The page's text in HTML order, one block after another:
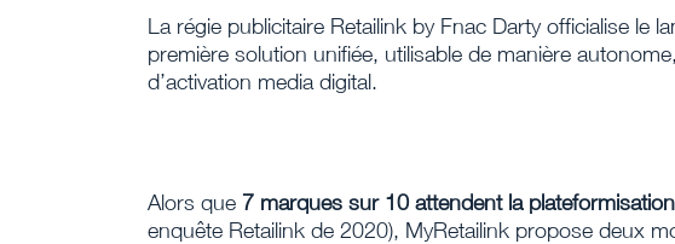
La régie publicitaire Retailink by Fnac Darty officialise le
première solution unifiée, utilisable de manière
d’activation media digital.
Alors que 7 marques sur 10 attendent la
enquête Retailink de 2020), MyRetailink propose deux